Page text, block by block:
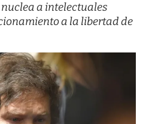
a intelectuales
a la libertad de